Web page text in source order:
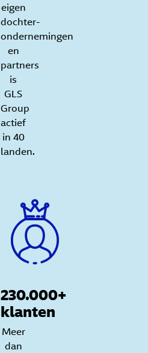
eigen
dochter-
ondernemingen
en
partners
is
GLS
Group
actief
in 40
landen.
230.000+
klanten
Meer
dan